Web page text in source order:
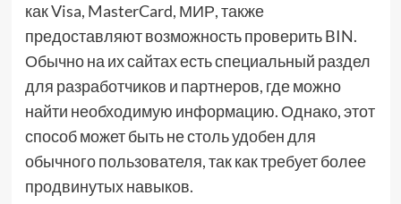
как Visa, MasterCard, МИР, также
предоставляют возможность проверить BIN.
Обычно на их сайтах есть специальный раздел
для разработчиков и партнеров, где можно
найти необходимую информацию. Однако, этот
способ может быть не столь удобен для
обычного пользователя, так как требует более
продвинутых навыков.